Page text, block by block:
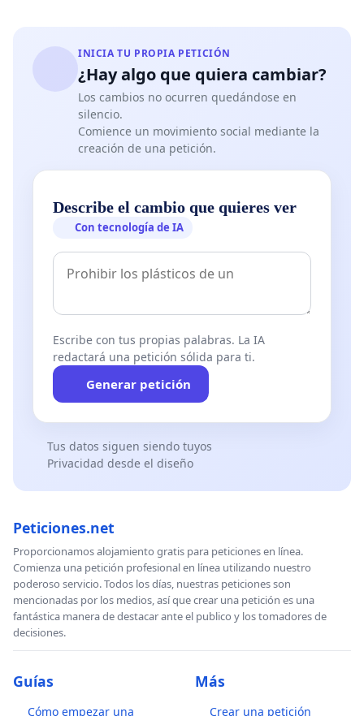
INICIA TU PROPIA PETICIÓN
¿Hay algo que quiera cambiar?
Los cambios no ocurren quedándose en
silencio.
Comience un movimiento social mediante la
creación de una petición.
Describe el cambio que quieres ver
Con tecnología de IA
Escribe con tus propias palabras. La IA
redactará una petición sólida para ti.
Generar petición
Tus datos siguen siendo tuyos
Privacidad desde el diseño
Peticiones.net
Proporcionamos alojamiento gratis para peticiones en línea.
Comienza una petición profesional en línea utilizando nuestro
poderoso servicio. Todos los días, nuestras peticiones son
mencionadas por los medios, así que crear una petición es una
fantástica manera de destacar ante el publico y los tomadores de
decisiones.
Guías
Cómo empezar una
Más
Crear una petición